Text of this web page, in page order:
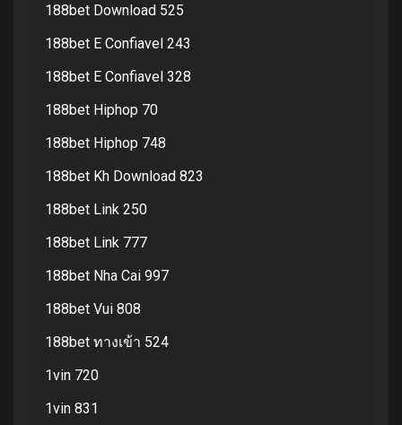
188bet Download 525
188bet E Confiavel 243
188bet E Confiavel 328
188bet Hiphop 70
188bet Hiphop 748
188bet Kh Download 823
188bet Link 250
188bet Link 777
188bet Nha Cai 997
188bet Vui 808
188bet ทางเข้า 524
1vin 720
1vin 831